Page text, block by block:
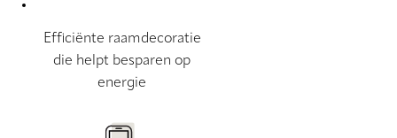
Efficiënte raamdecoratie
die helpt besparen op
energie